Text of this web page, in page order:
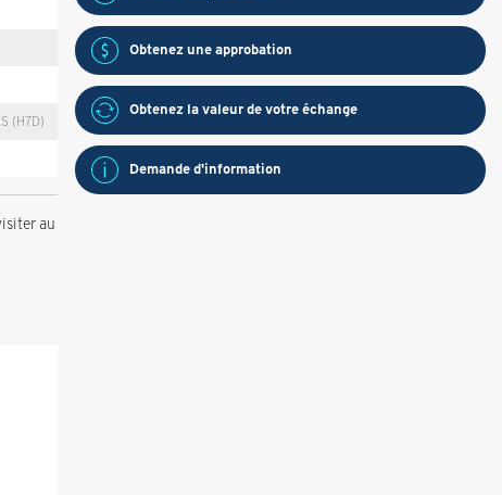
(H7D)
au
Obtenez une approbation
Obtenez la valeur de votre échange
Demande d'information